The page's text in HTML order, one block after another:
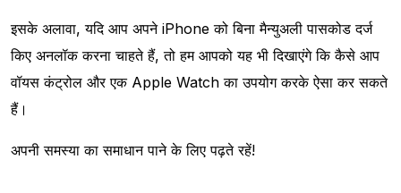
इसके अलावा, यदि आप अपने iPhone को बिना मैन्युअली पासकोड दर्ज
किए अनलॉक करना चाहते हैं, तो हम आपको यह भी दिखाएंगे कि कैसे आप
वॉयस कंट्रोल और एक Apple Watch का उपयोग करके ऐसा कर सकते
हैं।
अपनी समस्या का समाधान पाने के लिए पढ़ते रहें!